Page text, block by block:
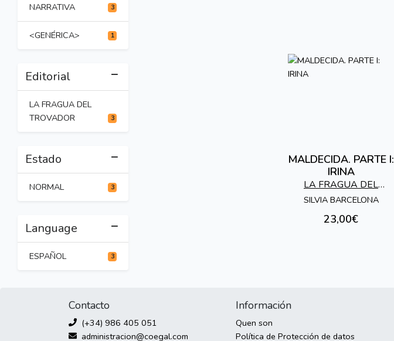
NARRATIVA 3
<GENÉRICA> 1
Editorial
LA FRAGUA DEL
TROVADOR
3
Estado
NORMAL 3
Language
ESPAÑOL 3
MALDECIDA. PARTE I:
IRINA
LA FRAGUA DEL
TROVADOR
SILVIA BARCELONA
23,00€
Contacto
(+34) 986 405 051
administracion@coegal.com
Información
Quen son
Política de Protección de datos